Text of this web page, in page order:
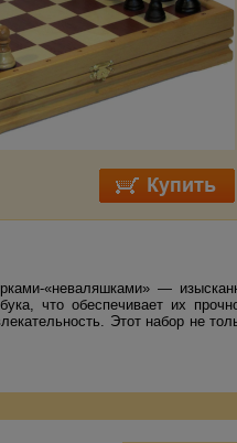
«неваляшками» —
что обеспечивает их
Этот набор не